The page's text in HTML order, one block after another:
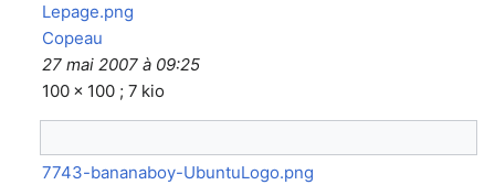
Lepage.png
Copeau
27 mai 2007 à 09:25
100 × 100 ; 7 kio
7743-bananaboy-UbuntuLogo.png